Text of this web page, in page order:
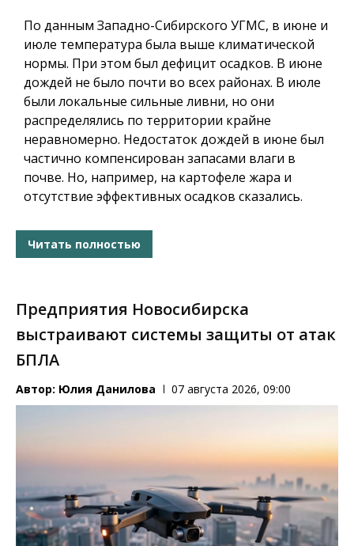
По данным Западно-Сибирского УГМС, в июне и
июле температура была выше климатической
нормы. При этом был дефицит осадков. В июне
дождей не было почти во всех районах. В июле
были локальные сильные ливни, но они
распределялись по территории крайне
неравномерно. Недостаток дождей в июне был
частично компенсирован запасами влаги в
почве. Но, например, на картофеле жара и
отсутствие эффективных осадков сказались.
Читать полностью
Предприятия Новосибирска
выстраивают системы защиты от атак
БПЛА
Автор: Юлия Данилова 07 августа 2026, 09:00